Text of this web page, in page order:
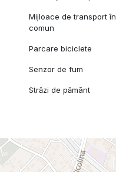
Mijloace de transport în
comun
Parcare biciclete
Senzor de fum
Străzi de pământ